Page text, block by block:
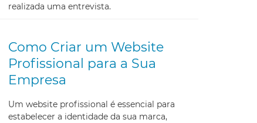
realizada uma entrevista.
Como Criar um Website
Profissional para a Sua
Empresa
Um website profissional é essencial para
estabelecer a identidade da sua marca,